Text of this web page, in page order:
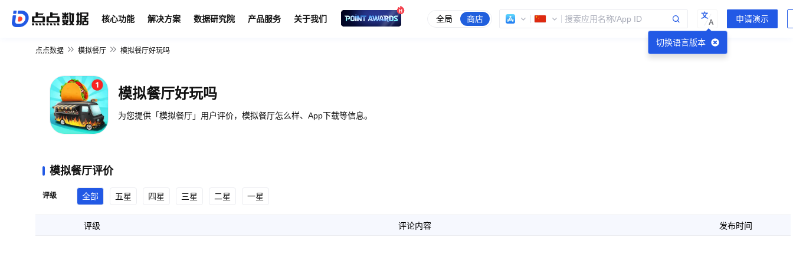
核心功能 解决方案 数据研究院 产品服务 关于我们 全局 商店
切换语言版本
文
A
点点数据 模拟餐厅 模拟餐厅好玩吗
模拟餐厅好玩吗
为您提供「模拟餐厅」用户评价，模拟餐厅怎么样、App下载等信息。
模拟餐厅评价
评级 全部 五星 四星 三星 二星 一星
评级 评论内容 发布时间